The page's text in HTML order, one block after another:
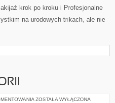
krok po kroku i Profesjonalne
na urodowych trikach, ale nie
TRENINGI
ZOSTAŁA WYŁĄCZONA